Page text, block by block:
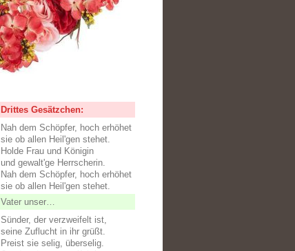
Drittes Gesätzchen:
Nah dem Schöpfer, hoch erhöhet
sie ob allen Heil'gen stehet.
Holde Frau und Königin
und gewalt'ge Herrscherin.
Nah dem Schöpfer, hoch erhöhet
sie ob allen Heil'gen stehet.
Vater unser…
Sünder, der verzweifelt ist,
seine Zuflucht in ihr grüßt.
Preist sie selig, überselig.